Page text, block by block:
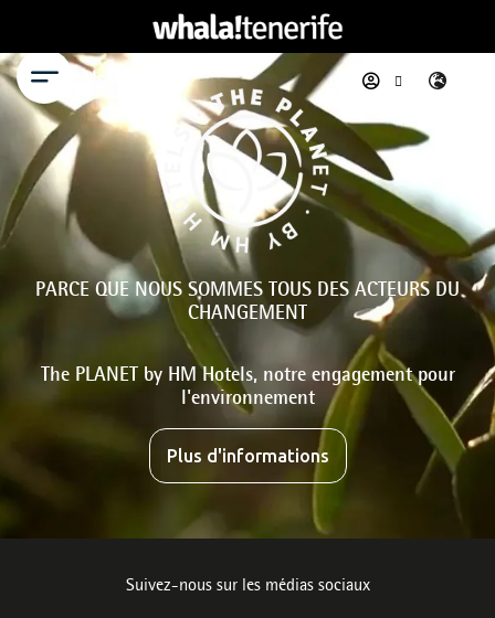
Menu
PARCE QUE NOUS SOMMES TOUS DES ACTEURS DU
CHANGEMENT
The PLANET by HM Hotels, notre engagement pour
l'environnement
Plus d'informations
Suivez-nous sur les médias sociaux